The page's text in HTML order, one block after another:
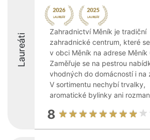
Laureáti
Zahradnictví Měník je tradiční
zahradnické centrum, které
v obci Měník na adrese Měník
Zaměřuje se na pestrou
vhodných do domácností i na
V sortimentu nechybí trvalky,
aromatické bylinky ani
8